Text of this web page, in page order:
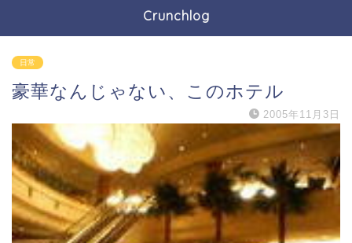
Crunchlog
日常
豪華なんじゃない、このホテル
2005年11月3日